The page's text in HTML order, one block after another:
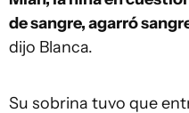
de sangre, agarró
dijo Blanca.
Su sobrina tuvo que